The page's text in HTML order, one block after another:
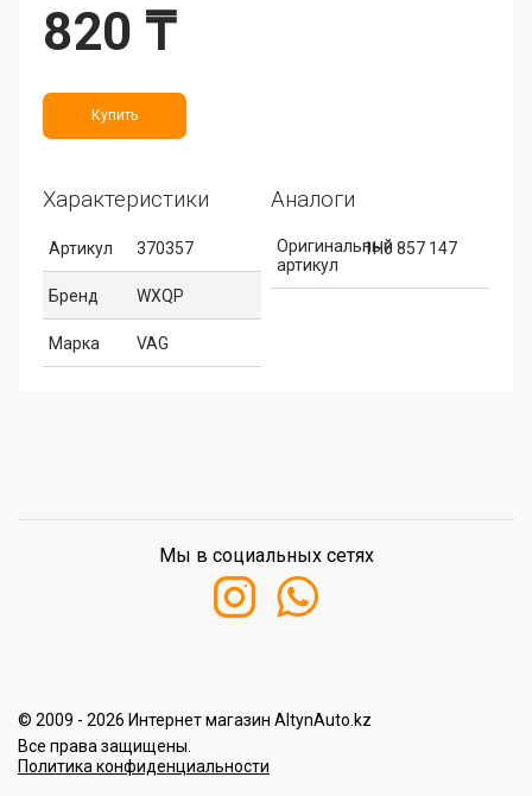
820 ₸
Купить
Характеристики
Артикул 370357
Бренд WXQP
Марка VAG
Аналоги
Оригинальный
артикул
1H6 857 147
© 2009 - 2026 Интернет магазин AltynAuto.kz
Все права защищены.
Политика конфиденциальности
Мы в социальных сетях